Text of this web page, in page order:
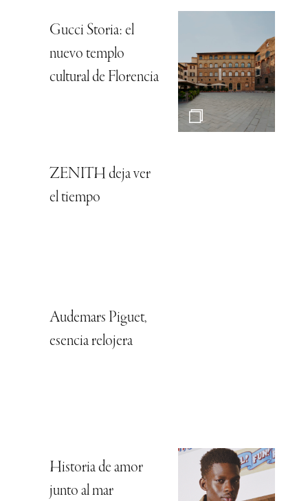
Gucci Storia: el
nuevo templo
cultural de Florencia
ZENITH deja ver
el tiempo
Audemars Piguet,
esencia relojera
Historia de amor
junto al mar